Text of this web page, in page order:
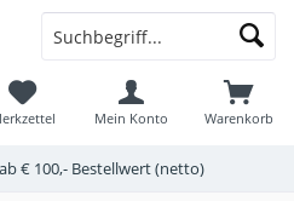
€ 100,- Bestellwert (netto)
Warenkorb
Mein Konto